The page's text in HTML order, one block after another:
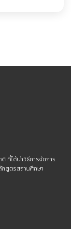
ติ ที่ได้นำวิธีการจัดการ
กสูตรสถานศึกษา